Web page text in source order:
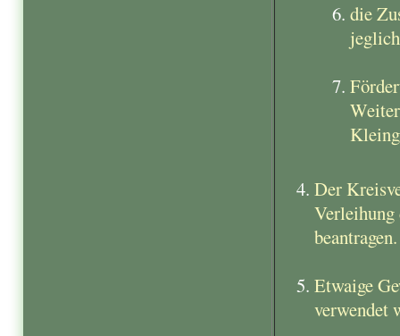
die
Der
beantragen.
Etwaige
verwendet